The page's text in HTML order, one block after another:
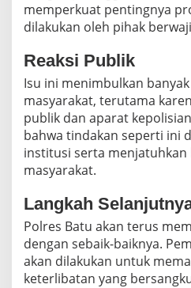
memperkuat pentingnya
dilakukan oleh pihak
Reaksi Publik
Isu ini menimbulkan
masyarakat, terutama
publik dan aparat
bahwa tindakan seperti ini
institusi serta menjatuhkan
masyarakat.
Langkah
Polres Batu akan terus
dengan sebaik-baiknya.
akan dilakukan untuk
keterlibatan yang